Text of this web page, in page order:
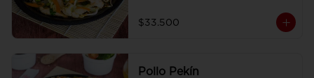
$33.500
Pollo Pekín